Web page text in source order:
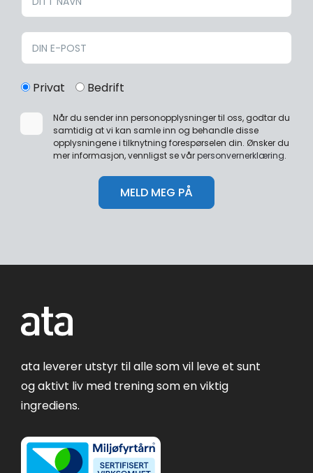
Privat Bedrift
Når du sender inn personopplysninger til oss, godtar du
samtidig at vi kan samle inn og behandle disse
opplysningene i tilknytning forespørselen din. Ønsker du
mer informasjon, vennligst se vårpersonvernerklæring.
ata leverer utstyr til alle som vil leve et sunt
og aktivt liv med trening som en viktig
ingrediens.